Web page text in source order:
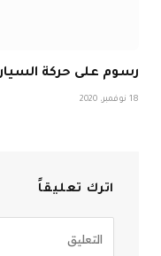
رسوم على حركة
18 نوفمبر، 2020
اترك تعليقاً